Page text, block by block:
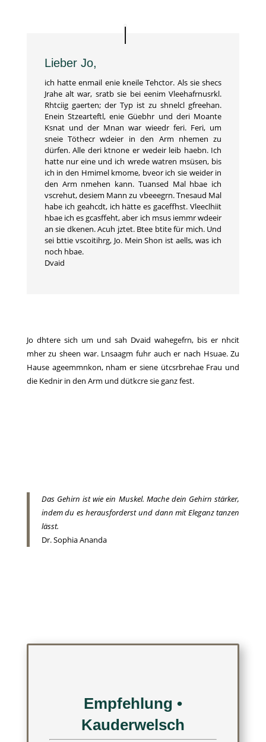
Lieber Jo,
ich hatte enmail enie kneile Tehctor. Als sie shecs
Jrahe alt war, sratb sie bei eenim Vleehafrnusrkl.
Rhtciig gaerten; der Typ ist zu shnelcl gfreehan.
Enein Stzearteftl, enie Güebhr und deri Moante
Ksnat und der Mnan war wieedr feri. Feri, um
sneie Töthecr wdeier in den Arm nhemen zu
dürfen. Alle deri ktnone er wedeir leib haebn. Ich
hatte nur eine und ich wrede watren msüsen, bis
ich in den Hmimel kmome, bveor ich sie weider in
den Arm nmehen kann. Tuansed Mal hbae ich
vscrehut, desiem Mann zu vbeeegrn. Tnesaud Mal
habe ich geahcdt, ich hätte es gaceffhst. Vleeclhiit
hbae ich es gcasffeht, aber ich msus iemmr wdeeir
an sie dkenen. Acuh jztet. Btee btite für mich. Und
sei bttie vscoitihrg, Jo. Mein Shon ist aells, was ich
noch hbae.
Dvaid
Jo dhtere sich um und sah Dvaid wahegefrn, bis er nhcit
mher zu sheen war. Lnsaagm fuhr auch er nach Hsuae. Zu
Hause ageemmnkon, nham er siene ütcsrbrehae Frau und
die Kednir in den Arm und dütkcre sie ganz fest.
Das Gehirn ist wie ein Muskel. Mache dein Gehirn stärker,
indem du es herausforderst und dann mit Eleganz tanzen
lässt.
Dr. Sophia Ananda
Empfehlung •
Kauderwelsch